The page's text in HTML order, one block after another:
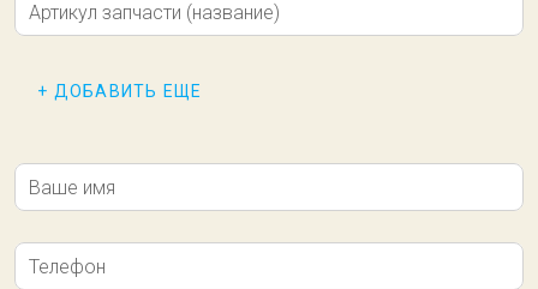
Артикул запчасти (название)
+ ДОБАВИТЬ ЕЩЕ
Ваше имя
Телефон